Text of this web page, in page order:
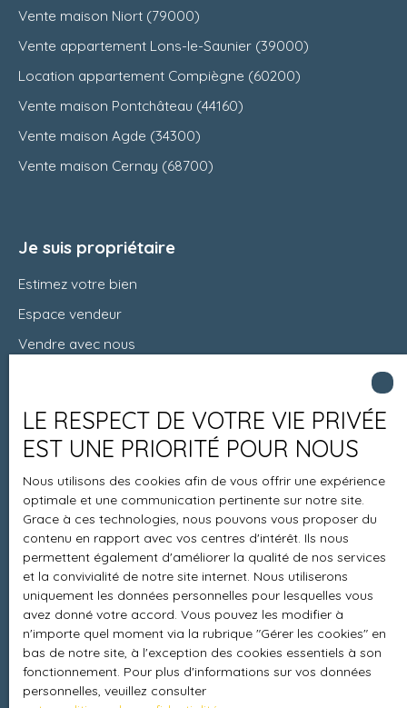
Vente maison Niort (79000)
Vente appartement Lons-le-Saunier (39000)
Location appartement Compiègne (60200)
Vente maison Pontchâteau (44160)
Vente maison Agde (34300)
Vente maison Cernay (68700)
Je suis propriétaire
Estimez votre bien
Espace vendeur
Vendre avec nous
Informations
Recrutement
Honoraires
Mentions légales
Politique de confidentialité
Plan du site
Gérer les cookies
Propulsé par
LE RESPECT DE VOTRE VIE PRIVÉE
EST UNE PRIORITÉ POUR NOUS
Nous utilisons des cookies afin de vous offrir une expérience
optimale et une communication pertinente sur notre site.
Grace à ces technologies, nous pouvons vous proposer du
contenu en rapport avec vos centres d'intérêt. Ils nous
permettent également d'améliorer la qualité de nos services
et la convivialité de notre site internet. Nous utiliserons
uniquement les données personnelles pour lesquelles vous
avez donné votre accord. Vous pouvez les modifier à
n'importe quel moment via la rubrique ″Gérer les cookies″ en
bas de notre site, à l'exception des cookies essentiels à son
fonctionnement. Pour plus d'informations sur vos données
personnelles, veuillez consulter